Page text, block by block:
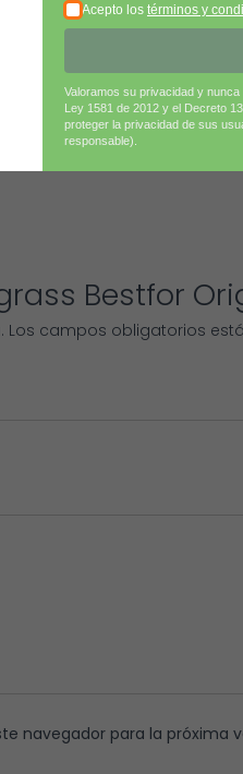
Bestfor
Los campos obligatorios
navegador para la próxima
Acepto los términos y
Valoramos su privacidad y
Ley 1581 de 2012 y el Decreto
proteger la privacidad de sus
responsable).